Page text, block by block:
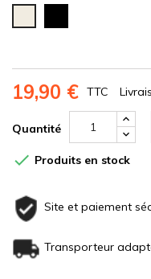
RAL
(RAL
19,90 € TTC
Quantité
 Produits en stock
Site et paiement
Transporteur